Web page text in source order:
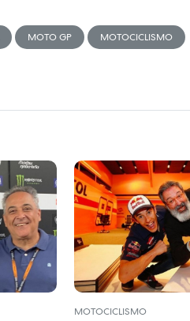
MOTO GP MOTOCICLISMO
MOTOCICLISMO